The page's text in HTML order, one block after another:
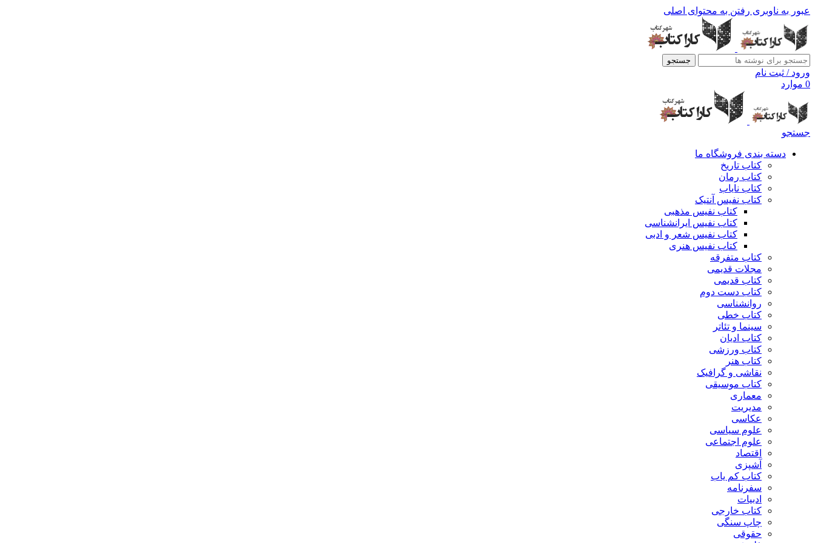
عبور به ناوبری رفتن به محتوای اصلی
جستجو
ورود / ثبت نام
0 موارد
جستجو
دسته بندی فروشگاه ما
کتاب تاریخ
کتاب رمان
کتاب نایاب
کتاب نفیس آنتیک
کتاب نفیس مذهبی
کتاب نفیس ایرانشناسی
کتاب نفیس شعر و ادبی
کتاب نفیس هنری
کتاب متفرقه
مجلات قدیمی
کتاب قدیمی
کتاب دست دوم
روانشناسی
کتاب خطی
سینما و تئاتر
کتاب ادیان
کتاب ورزشی
کتاب هنر
نقاشی و گرافیک
کتاب موسیقی
معماری
مدیریت
عکاسی
علوم سیاسی
علوم اجتماعی
اقتصاد
آشپزی
کتاب کم یاب
سفرنامه
ادبیات
کتاب خارجی
چاپ سنگی
حقوقی